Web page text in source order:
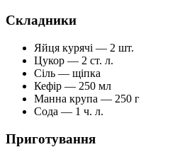
Складники
Яйця курячі — 2 шт.
Цукор — 2 ст. л.
Сіль — щіпка
Кефір — 250 мл
Манна крупа — 250 г
Сода — 1 ч. л.
Приготування